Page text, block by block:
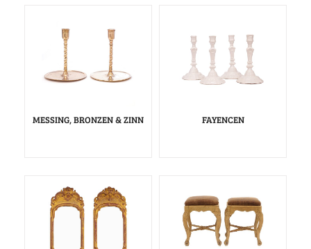
MESSING, BRONZEN & ZINN FAYENCEN